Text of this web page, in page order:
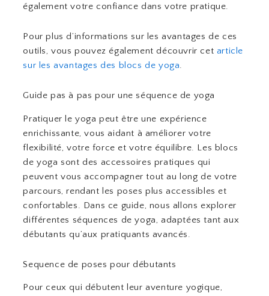
également votre confiance dans votre pratique.
Pour plus d’informations sur les avantages de ces
outils, vous pouvez également découvrir cet article
sur les avantages des blocs de yoga.
Guide pas à pas pour une séquence de yoga
Pratiquer le yoga peut être une expérience
enrichissante, vous aidant à améliorer votre
flexibilité, votre force et votre équilibre. Les blocs
de yoga sont des accessoires pratiques qui
peuvent vous accompagner tout au long de votre
parcours, rendant les poses plus accessibles et
confortables. Dans ce guide, nous allons explorer
différentes séquences de yoga, adaptées tant aux
débutants qu’aux pratiquants avancés.
Sequence de poses pour débutants
Pour ceux qui débutent leur aventure yogique,